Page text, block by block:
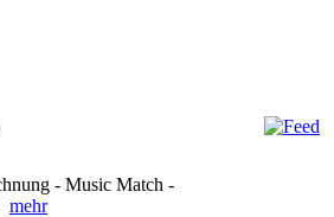
- Music Match -
mehr